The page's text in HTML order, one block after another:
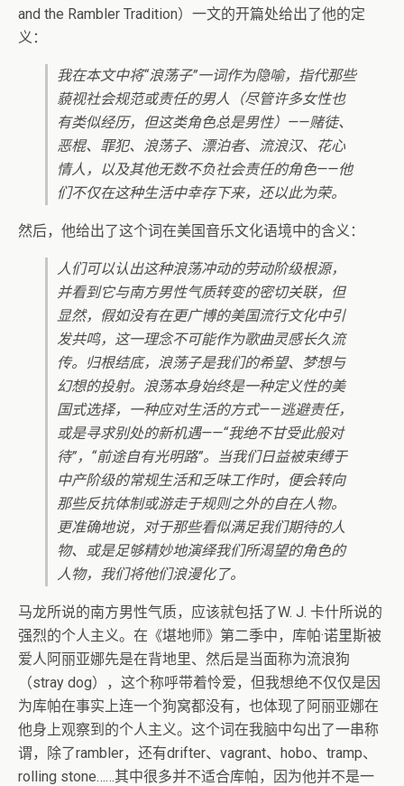
and the Rambler Tradition）一文的开篇处给出了他的定
义：
我在本文中将“浪荡子”一词作为隐喻，指代那些
藐视社会规范或责任的男人（尽管许多女性也
有类似经历，但这类角色总是男性）——赌徒、
恶棍、罪犯、浪荡子、漂泊者、流浪汉、花心
情人，以及其他无数不负社会责任的角色——他
们不仅在这种生活中幸存下来，还以此为荣。
然后，他给出了这个词在美国音乐文化语境中的含义：
人们可以认出这种浪荡冲动的劳动阶级根源，
并看到它与南方男性气质转变的密切关联，但
显然，假如没有在更广博的美国流行文化中引
发共鸣，这一理念不可能作为歌曲灵感长久流
传。归根结底，浪荡子是我们的希望、梦想与
幻想的投射。浪荡本身始终是一种定义性的美
国式选择，一种应对生活的方式——逃避责任，
或是寻求别处的新机遇——“我绝不甘受此般对
待”，“前途自有光明路”。当我们日益被束缚于
中产阶级的常规生活和乏味工作时，便会转向
那些反抗体制或游走于规则之外的自在人物。
更准确地说，对于那些看似满足我们期待的人
物、或是足够精妙地演绎我们所渴望的角色的
人物，我们将他们浪漫化了。
马龙所说的南方男性气质，应该就包括了W. J. 卡什所说的
强烈的个人主义。在《堪地师》第二季中，库帕·诺里斯被
爱人阿丽亚娜先是在背地里、然后是当面称为流浪狗
（stray dog），这个称呼带着怜爱，但我想绝不仅仅是因
为库帕在事实上连一个狗窝都没有，也体现了阿丽亚娜在
他身上观察到的个人主义。这个词在我脑中勾出了一串称
谓，除了rambler，还有drifter、vagrant、hobo、tramp、
rolling stone……其中很多并不适合库帕，因为他并不是一